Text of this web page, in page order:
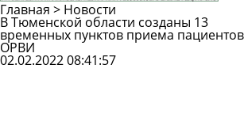
Главная > Новости
В Тюменской области созданы 13
временных пунктов приема
ОРВИ
02.02.2022 08:41:57